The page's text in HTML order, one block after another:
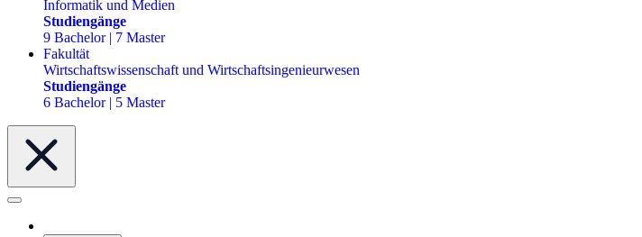
Informatik und Medien
Studiengänge
9 Bachelor | 7 Master
Fakultät
Wirtschaftswissenschaft und Wirtschaftsingenieurwesen
Studiengänge
6 Bachelor | 5 Master